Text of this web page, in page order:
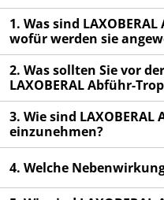
Heben Sie die
möchten Sie diese
Fragen Sie Ihren
Informationen oder
Wenn Sie
sich an Ihren Arzt
für
Packungsbeilage
4.
1. Was sind
wofür werden sie
2. Was sollten Sie vor
LAXOBERAL Abführ-
3. Wie sind
einzunehmen?
4. Welche